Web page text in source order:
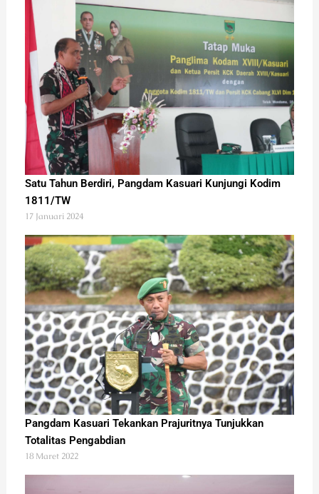
Satu Tahun Berdiri, Pangdam Kasuari Kunjungi Kodim
1811/TW
17 Januari 2024
Pangdam Kasuari Tekankan Prajuritnya Tunjukkan
Totalitas Pengabdian
18 Maret 2022